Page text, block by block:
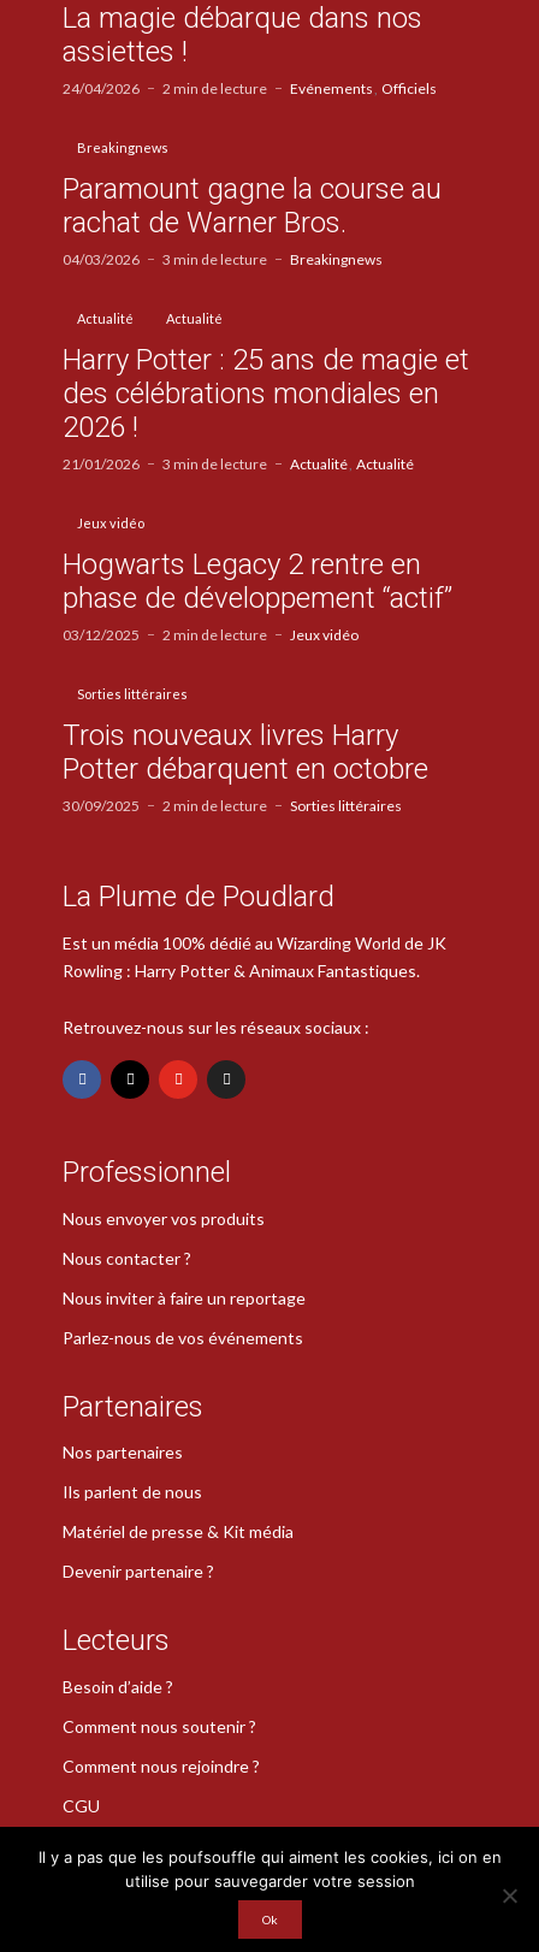
La magie débarque dans nos
assiettes !
24/04/2026 2 min de lecture Evénements Officiels
Breakingnews
Paramount gagne la course au
rachat de Warner Bros.
04/03/2026 3 min de lecture Breakingnews
Actualité Actualité
Harry Potter : 25 ans de magie et
des célébrations mondiales en
2026 !
21/01/2026 3 min de lecture Actualité Actualité
Jeux vidéo
Hogwarts Legacy 2 rentre en
phase de développement “actif”
03/12/2025 2 min de lecture Jeux vidéo
Sorties littéraires
Trois nouveaux livres Harry
Potter débarquent en octobre
30/09/2025 2 min de lecture Sorties littéraires
La Plume de Poudlard
Est un média 100% dédié au Wizarding World de JK
Rowling : Harry Potter & Animaux Fantastiques.
Retrouvez-nous sur les réseaux sociaux :
Professionnel
Nous envoyer vos produits
Nous contacter ?
Nous inviter à faire un reportage
Parlez-nous de vos événements
Partenaires
Nos partenaires
Ils parlent de nous
Matériel de presse & Kit média
Devenir partenaire ?
Lecteurs
Besoin d’aide ?
Comment nous soutenir ?
Comment nous rejoindre ?
CGU
La Plume de Poudlard est une marque déposée · Copyright 2026
· Tous droits réservés
Il y a pas que les poufsouffle qui aiment les cookies, ici on en
utilise pour sauvegarder votre session
Ok